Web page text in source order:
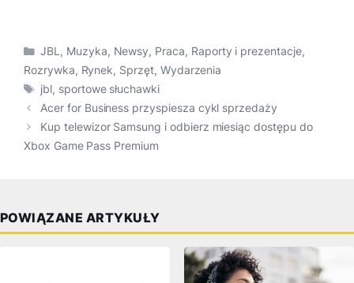
Kategorie
JBL , Muzyka, Newsy, Praca, Raporty i prezentacje,
Rozrywka, Rynek, Sprzęt, Wydarzenia
Tagi
jbl, sportowe słuchawki
Acer for Business przyspiesza cykl sprzedaży
Kup telewizor Samsung i odbierz miesiąc dostępu do
Xbox Game Pass Premium
POWIĄZANE ARTYKUŁY